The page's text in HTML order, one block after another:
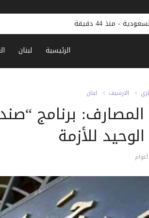
- منذ 44 دقيقة
الرئيسية لبنان
الارشيف لبنان
برنامج
للأزمة